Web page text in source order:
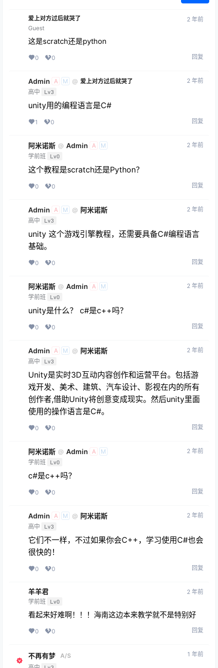
爱上对方过后就哭了
Guest
2 年前
这是scratch还是python
0 0 回复
Admin A M @ 爱上对方过后就哭了
高中
Lv3
2 年前
unity用的编程语言是C#
1 0 回复
阿米诺斯 @ Admin A
M
学前班 Lv0
2 年前
这个教程是scratch还是Python？
0 0 回复
Admin A M @ 阿米诺斯
高中 Lv3
2 年前
unity 这个游戏引擎教程，还需要具备C#编程语言
基础。
0 0 回复
阿米诺斯 @ Admin A
M
学前班 Lv0
2 年前
unity是什么？ c#是c++吗？
0 0 回复
Admin A M @ 阿米诺斯
高中 Lv3
2 年前
Unity是实时3D互动内容创作和运营平台。包括游
戏开发、美术、建筑、汽车设计、影视在内的所有
创作者,借助Unity将创意变成现实。然后unity里面
使用的操作语言是C#。
0 0 回复
阿米诺斯 @ Admin A
M
学前班 Lv0
2 年前
c#是c++吗？
0 0 回复
Admin A M @ 阿米诺斯
高中 Lv3
2 年前
它们不一样，不过如果你会C++，学习使用C#也会
很快的！
0 0 回复
羊羊君
学前班 Lv0
2 年前
看起来好难啊！！！海南这边本来教学就不是特别好
0 0 回复
不再有梦
A/S
1 年前